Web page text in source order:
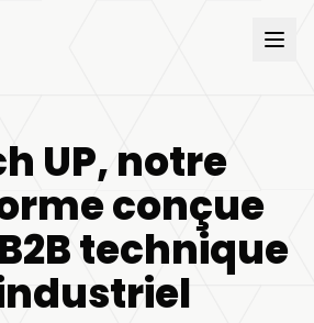
UP, notre
conçue
technique